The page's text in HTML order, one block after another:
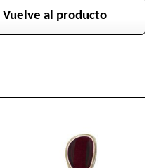
Vuelve al producto